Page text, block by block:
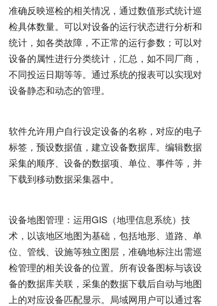
准确反映巡检的相关情况，通过数值形式统计巡
检具体数量。可以对设备的运行状态进行分析和
统计，如各类故障，不正常的运行参数；可以对
设备的属性进行分类统计，汇总，如不同厂商，
不同投运日期等等。通过系统的报表可以实现对
设备静态和动态的管理。
软件允许用户自行设定设备的名称，对应的电子
标签，预设数据值，建立设备数据库。编辑数据
采集的顺序、设备的数据项、单位、事件等，并
下载到移动数据采集器中。
设备地图管理：运用GIS（地理信息系统）技
术，以该地区地图为基础，包括地形、道路、单
位、管线、设施等独立图层，准确地标注出需巡
检管理的相关设备的位置。所有设备图标与该设
备的数据库关联，采集的数据下载后自动与地图
上的对应设备匹配显示。局域网用户可以通过客